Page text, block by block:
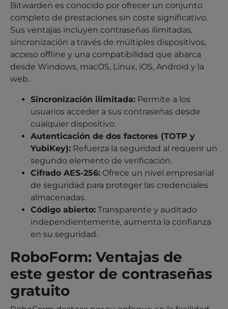
Bitwarden es conocido por ofrecer un conjunto
completo de prestaciones sin coste significativo.
Sus ventajas incluyen contraseñas ilimitadas,
sincronización a través de múltiples dispositivos,
acceso offline y una compatibilidad que abarca
desde Windows, macOS, Linux, iOS, Android y la
web.
Sincronización ilimitada: Permite a los
usuarios acceder a sus contraseñas desde
cualquier dispositivo.
Autenticación de dos factores (TOTP y
YubiKey): Refuerza la seguridad al requerir un
segundo elemento de verificación.
Cifrado AES-256: Ofrece un nivel empresarial
de seguridad para proteger las credenciales
almacenadas.
Código abierto: Transparente y auditado
independientemente, aumenta la confianza
en su seguridad.
RoboForm: Ventajas de
este gestor de contraseñas
gratuito